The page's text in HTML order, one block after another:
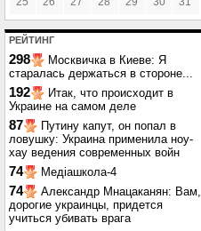
РЕЙТИНГ
298
Москвичка в Киеве: Я
старалась держаться в стороне...
192
Итак, что происходит в
Украине на самом деле
87
Путину капут, он попал в
ловушку: Украина применила ноу-
хау ведения современных войн
74 Медіашкола-4
74
Александр Мнацаканян: Вам,
дорогие украинцы, придется
учиться убивать врага